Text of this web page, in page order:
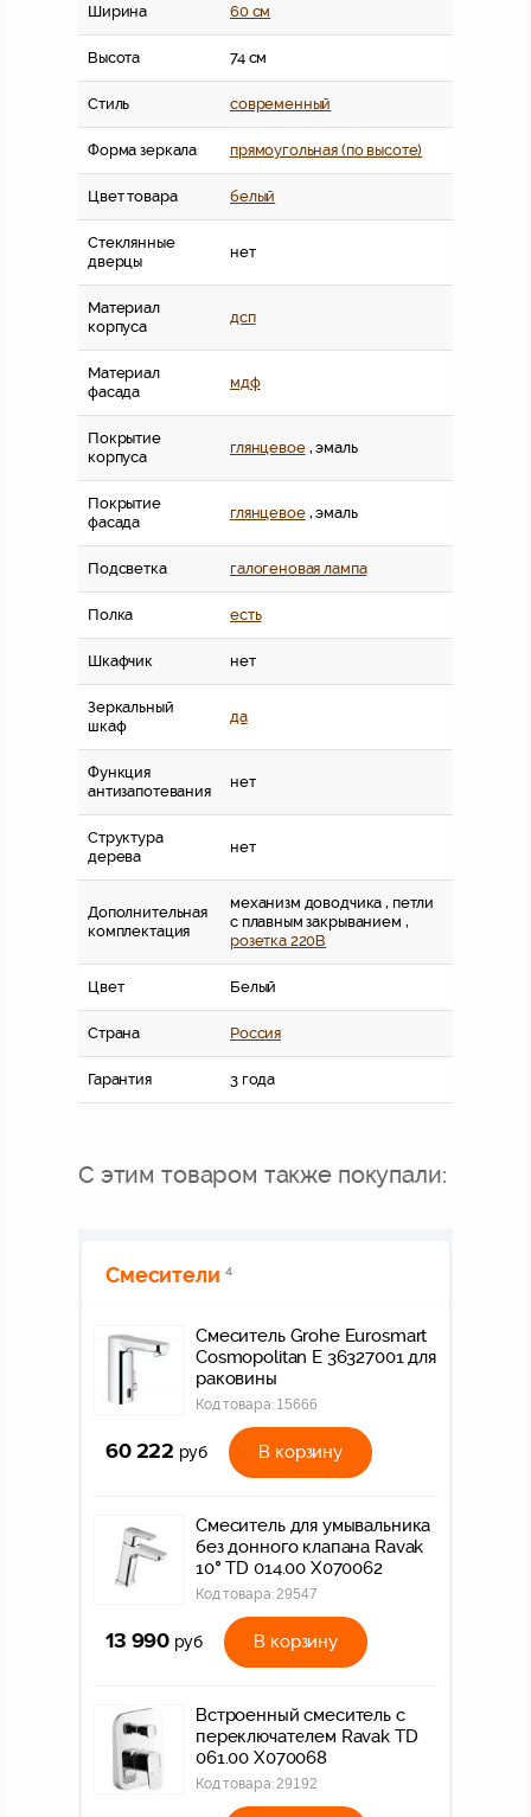
Ширина 60 см
Высота 74 см
Стиль современный
Форма зеркала прямоугольная (по высоте)
Цвет товара белый
Стеклянные
дверцы
нет
Материал
корпуса
дсп
Материал
фасада
мдф
Покрытие
корпуса
глянцевое, эмаль
Покрытие
фасада
глянцевое, эмаль
Подсветка галогеновая лампа
Полка есть
Шкафчик нет
Зеркальный
шкаф
да
Функция
антизапотевания
нет
Структура
дерева
нет
Дополнительная
комплектация
механизм доводчика , петли
с плавным закрыванием ,
розетка 220В
Цвет Белый
Страна Россия
Гарантия 3 года
С этим товаром также покупали:
Смесители 4
Смеситель Grohe Eurosmart
Cosmopolitan E 36327001 для
раковины
Код товара: 15666
60 222 руб В корзину
Смеситель для умывальника
без донного клапана Ravak
10° TD 014.00 X070062
Код товара:29547
13 990 руб В корзину
Встроенный смеситель с
переключателем Ravak TD
061.00 X070068
Код товара:29192